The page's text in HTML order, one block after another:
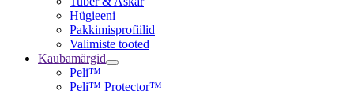
Hügieeni
Pakkimisprofiilid
Valimiste tooted
Kaubamärgid
Peli™
Peli™ Protector™